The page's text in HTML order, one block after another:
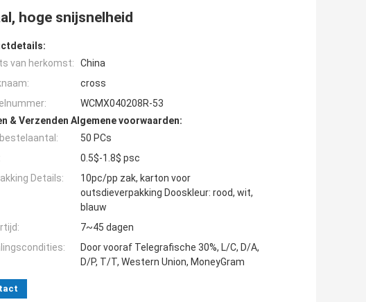
hoge snijsnelheid
van herkomst:
China
cross
WCMX040208R-53
& Verzenden Algemene voorwaarden:
50 PCs
0.5$-1.8$ psc
Details:
10pc/pp zak, karton voor
outsdieverpakking Dooskleur: rood, wit,
blauw
7~45 dagen
Door vooraf Telegrafische 30%, L/C, D/A,
D/P, T/T, Western Union, MoneyGram